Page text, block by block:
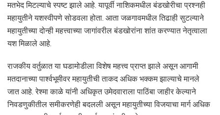
मतभेद मिटल्याचे स्पष्ट झाले आहे. यापूर्वी नाशिकमधील बंडखोरीचा प्रश्नही
महायुतीने यशस्वीपणे सोडवला होता. आता जळगावमधील तिढाही सुटल्याने
महायुतीच्या दोन्ही महत्त्वाच्या जागांवरील बंडखोरांना शांत करण्यात नेतृत्वाला
यश मिळाले आहे.
राजकीय वर्तुळात या घडामोडीला विशेष महत्त्व प्राप्त झाले असून आगामी
मतदानाच्या पार्श्वभूमीवर महायुतीची ताकद अधिक भक्कम झाल्याचे मानले
जात आहे. रेश्मा काळे यांनी अधिकृत उमेदवाराला पाठिंबा जाहीर केल्याने
निवडणुकीतील समीकरणेही बदलली असून महायुतीच्या विजयाचा मार्ग अधिक